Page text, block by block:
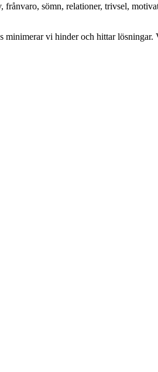
sömn, relationer, trivsel,
vi hinder och hittar